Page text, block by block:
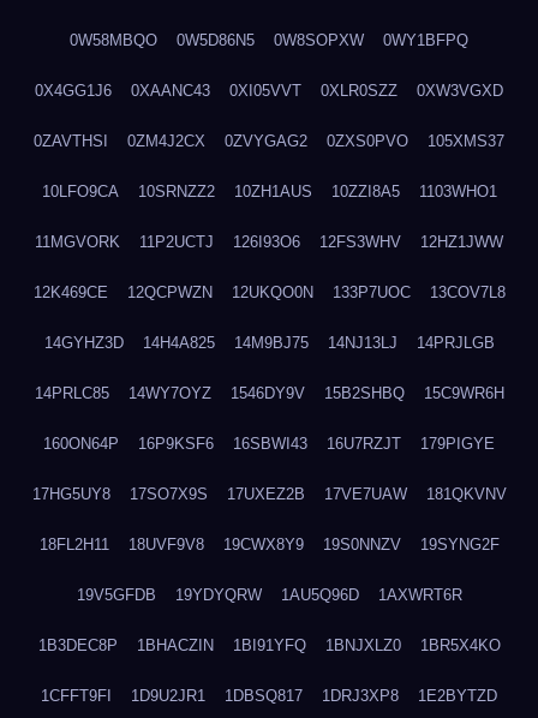
0W58MBQO 0W5D86N5 0W8SOPXW 0WY1BFPQ
0X4GG1J6 0XAANC43 0XI05VVT 0XLR0SZZ 0XW3VGXD
0ZAVTHSI 0ZM4J2CX 0ZVYGAG2 0ZXS0PVO 105XMS37
10LFO9CA 10SRNZZ2 10ZH1AUS 10ZZI8A5 1103WHO1
11MGVORK 11P2UCTJ 126I93O6 12FS3WHV 12HZ1JWW
12K469CE 12QCPWZN 12UKQO0N 133P7UOC 13COV7L8
14GYHZ3D 14H4A825 14M9BJ75 14NJ13LJ 14PRJLGB
14PRLC85 14WY7OYZ 1546DY9V 15B2SHBQ 15C9WR6H
160ON64P 16P9KSF6 16SBWI43 16U7RZJT 179PIGYE
17HG5UY8 17SO7X9S 17UXEZ2B 17VE7UAW 181QKVNV
18FL2H11 18UVF9V8 19CWX8Y9 19S0NNZV 19SYNG2F
19V5GFDB 19YDYQRW 1AU5Q96D 1AXWRT6R
1B3DEC8P 1BHACZIN 1BI91YFQ 1BNJXLZ0 1BR5X4KO
1CFFT9FI 1D9U2JR1 1DBSQ817 1DRJ3XP8 1E2BYTZD